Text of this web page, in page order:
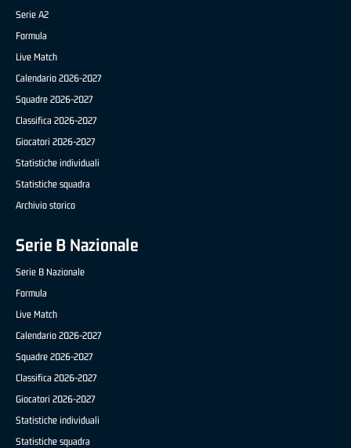
Serie A2
Formula
Live Match
Calendario 2026-2027
Squadre 2026-2027
Classifica 2026-2027
Giocatori 2026-2027
Statistiche individuali
Statistiche squadra
Archivio storico
Serie B Nazionale
Serie B Nazionale
Formula
Live Match
Calendario 2026-2027
Squadre 2026-2027
Classifica 2026-2027
Giocatori 2026-2027
Statistiche individuali
Statistiche squadra